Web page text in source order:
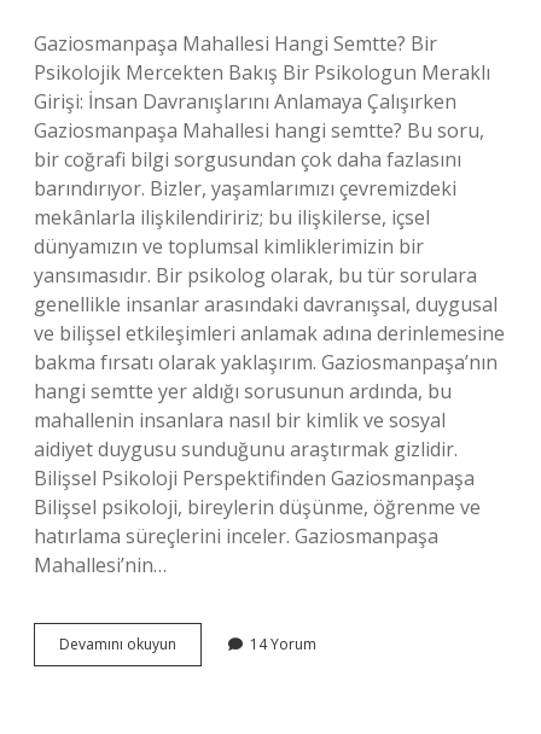
Gaziosmanpaşa Mahallesi Hangi Semtte? Bir
Psikolojik Mercekten Bakış Bir Psikologun Meraklı
Girişi: İnsan Davranışlarını Anlamaya Çalışırken
Gaziosmanpaşa Mahallesi hangi semtte? Bu soru,
bir coğrafi bilgi sorgusundan çok daha fazlasını
barındırıyor. Bizler, yaşamlarımızı çevremizdeki
mekânlarla ilişkilendiririz; bu ilişkilerse, içsel
dünyamızın ve toplumsal kimliklerimizin bir
yansımasıdır. Bir psikolog olarak, bu tür sorulara
genellikle insanlar arasındaki davranışsal, duygusal
ve bilişsel etkileşimleri anlamak adına derinlemesine
bakma fırsatı olarak yaklaşırım. Gaziosmanpaşa’nın
hangi semtte yer aldığı sorusunun ardında, bu
mahallenin insanlara nasıl bir kimlik ve sosyal
aidiyet duygusu sunduğunu araştırmak gizlidir.
Bilişsel Psikoloji Perspektifinden Gaziosmanpaşa
Bilişsel psikoloji, bireylerin düşünme, öğrenme ve
hatırlama süreçlerini inceler. Gaziosmanpaşa
Mahallesi’nin…
Devamını okuyun Gaziosmanpaşa
Mahallesi
14 Yorum